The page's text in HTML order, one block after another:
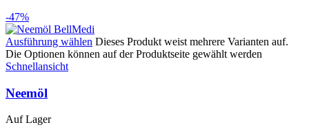
-47%
Ausführung wählen Dieses Produkt weist mehrere Varianten auf.
Die Optionen können auf der Produktseite gewählt werden
Schnellansicht
Neemöl
Auf Lager